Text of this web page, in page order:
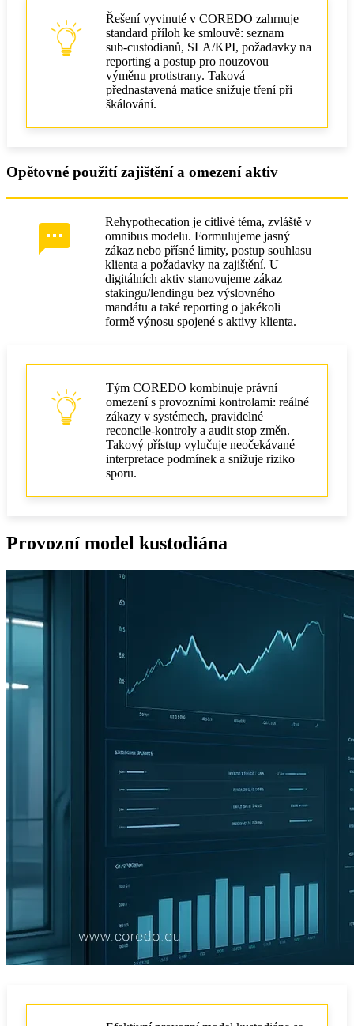
Řešení vyvinuté v COREDO zahrnuje
standard příloh ke smlouvě: seznam
sub‑custodianů, SLA/KPI, požadavky na
reporting a postup pro nouzovou
výměnu protistrany. Taková
přednastavená matice snižuje tření při
škálování.
Opětovné použití zajištění a omezení aktiv
Rehypothecation je citlivé téma, zvláště v
omnibus modelu. Formulujeme jasný
zákaz nebo přísné limity, postup souhlasu
klienta a požadavky na zajištění. U
digitálních aktiv stanovujeme zákaz
stakingu/lendingu bez výslovného
mandátu a také reporting o jakékoli
formě výnosu spojené s aktivy klienta.
Tým COREDO kombinuje právní
omezení s provozními kontrolami: reálné
zákazy v systémech, pravidelné
reconcile‑kontroly a audit stop změn.
Takový přístup vylučuje neočekávané
interpretace podmínek a snižuje riziko
sporu.
Provozní model kustodiána